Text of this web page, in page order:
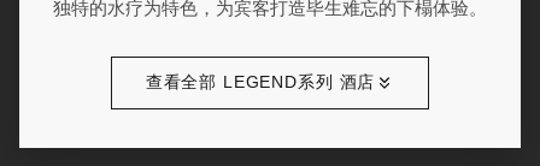
独特的水疗为特色，为宾客打造毕生难忘的下榻体验。
查看全部 LEGEND系列 酒店